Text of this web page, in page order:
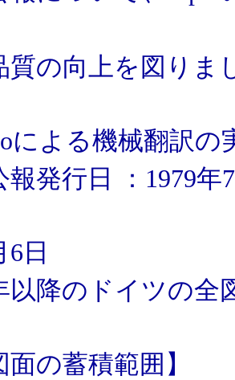
の向上を図りま
よる機械翻訳の
日 ：1979年7
6日
降のドイツの全
の蓄積範囲】